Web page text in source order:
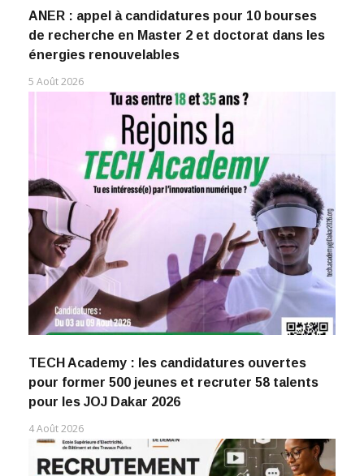
ANER : appel à candidatures pour 10 bourses
de recherche en Master 2 et doctorat dans les
énergies renouvelables
5 Août 2026
TECH Academy : les candidatures ouvertes
pour former 500 jeunes et recruter 58 talents
pour les JOJ Dakar 2026
4 Août 2026